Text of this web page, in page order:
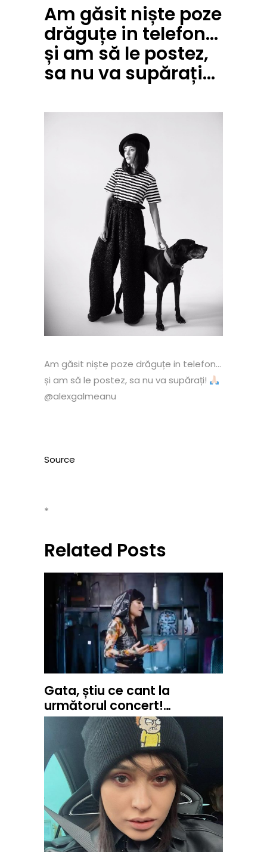
Am găsit niște poze
drăguțe in telefon…
și am să le postez,
sa nu va supărați…
Am găsit niște poze drăguțe in telefon…
și am să le postez, sa nu va supărați!
@alexgalmeanu
Source
*
Related Posts
Gata, știu ce cant la
următorul concert!…